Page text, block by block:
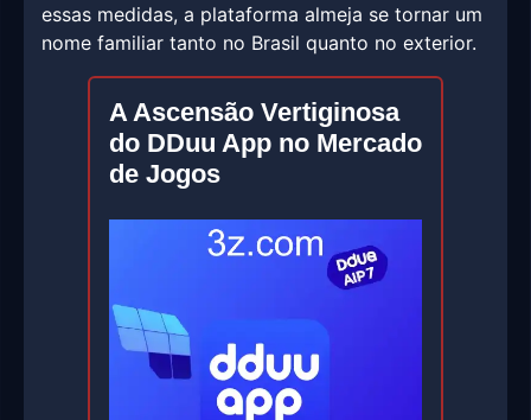
essas medidas, a plataforma almeja se tornar um
nome familiar tanto no Brasil quanto no exterior.
A Ascensão Vertiginosa
do DDuu App no Mercado
de Jogos